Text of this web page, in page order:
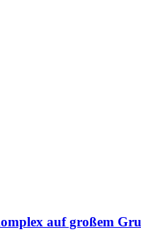
auf großem